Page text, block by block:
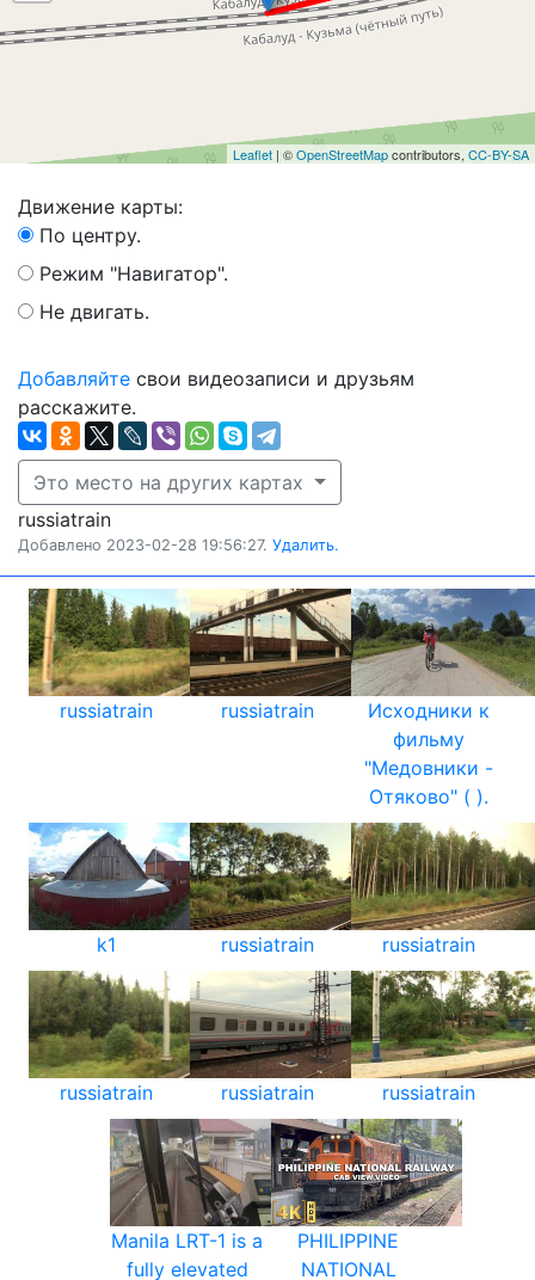
Leaflet | ©OpenStreetMapcontributors, CC-BY-SA
Движение карты:
По центру.
Режим "Навигатор".
Не двигать.
Добавляйте свои видеозаписи и друзьям
расскажите.
Это место на других картах
russiatrain
Добавлено 2023-02-28 19:56:27. Удалить.
russiatrain russiatrain
Исходники к
фильму
"Медовники -
Отяково" ( ).
k1 russiatrain russiatrain
russiatrain russiatrain russiatrain
Manila LRT-1 is a
fully elevated
PHILIPPINE
NATIONAL